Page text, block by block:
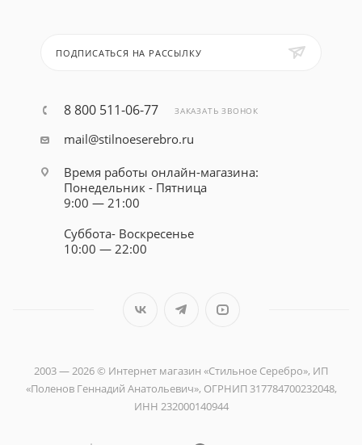
ПОДПИСАТЬСЯ НА РАССЫЛКУ
8 800 511-06-77 ЗАКАЗАТЬ ЗВОНОК
mail@stilnoeserebro.ru
Время работы онлайн-магазина:
Понедельник - Пятница
9:00 — 21:00
Суббота- Воскресенье
10:00 — 22:00
2003 — 2026 © Интернет магазин «Стильное Серебро», ИП
«Поленов Геннадий Анатольевич», ОГРНИП 317784700232048,
ИНН 232000140944